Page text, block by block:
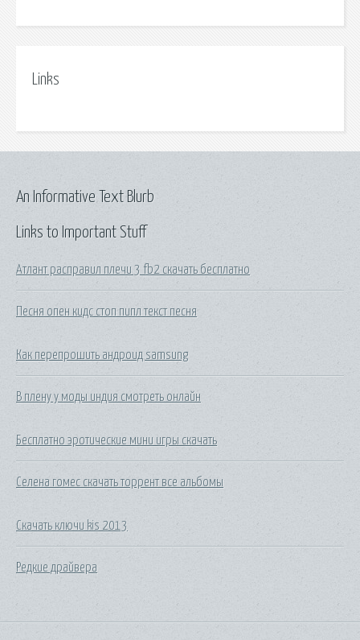
Links
Links to Important Stuff
Атлант расправил плечи 3 fb2 скачать бесплатно
Песня опен кидс стоп пипл текст песня
Как перепрошить андроид samsung
В плену у моды индия смотреть онлайн
Бесплатно эротические мини игры скачать
Селена гомес скачать торрент все альбомы
Скачать ключи kis 2013
Редкие драйвера
An Informative Text Blurb